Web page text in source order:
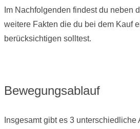
Im Nachfolgenden findest du neben
weitere Fakten die du bei dem Kauf
berücksichtigen solltest.
Bewegungsablauf
Insgesamt gibt es 3 unterschiedliche